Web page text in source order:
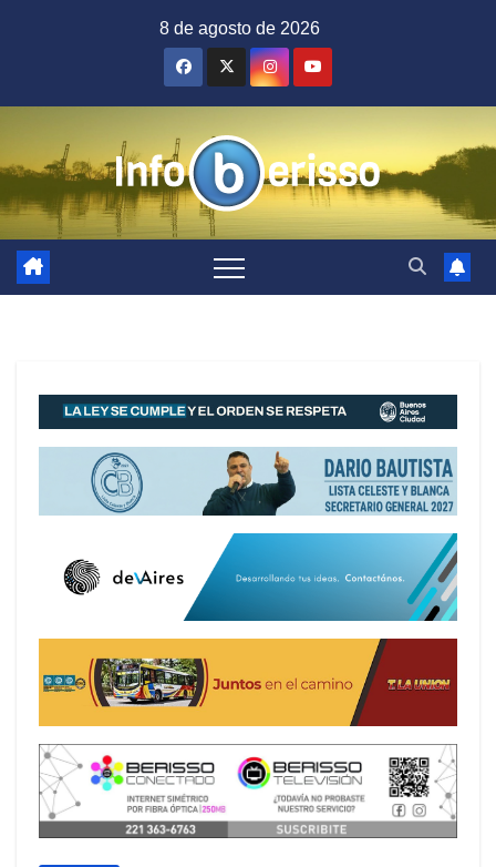
8 de agosto de 2026